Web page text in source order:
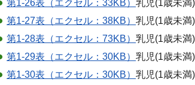
第1-26表（エクセル：33KB）乳児(1歳未満
第1-27表（エクセル：38KB）乳児(1歳未満
第1-28表（エクセル：73KB）乳児(1歳未満
第1-29表（エクセル：30KB）乳児(1歳未満
第1-30表（エクセル：30KB）乳児(1歳未満